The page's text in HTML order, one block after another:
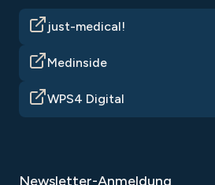
just-medical!
Medinside
WPS4 Digital
Newsletter-Anmeldung